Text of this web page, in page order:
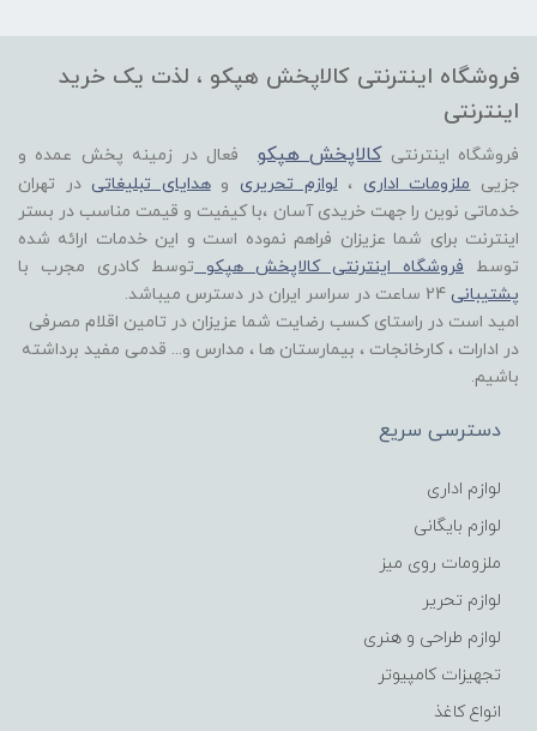
فروشگاه اینترنتی کالاپخش هپکو ، لذت یک خرید
اینترنتی
فروشگاه اینترنتی کالاپخش هپکو
فعال در زمینه پخش عمده و
جزییملزومات اداری ،لوازم تحریری وهدایای تبلیغاتیدر تهران
خدماتی نوین را جهت خریدی آسان ،با کیفیت و قیمت مناسب در بستر
اینترنت برای شما عزیزان فراهم نموده است و این خدمات ارائه شده
توسط فروشگاه اینترنتی کالاپخش هپکو
توسط کادری مجرب با
پشتیبانی
امید است در راستای کسب رضایت شما عزیزان در تامین اقلام مصرفی
در ادارات ، کارخانجات ، بیمارستان ها ، مدارس و... قدمی مفید برداشته
باشیم.
دسترسی سریع
لوازم اداری
لوازم بایگانی
ملزومات روی میز
لوازم تحریر
لوازم طراحی و هنری
تجهیزات کامپیوتر
انواع کاغذ